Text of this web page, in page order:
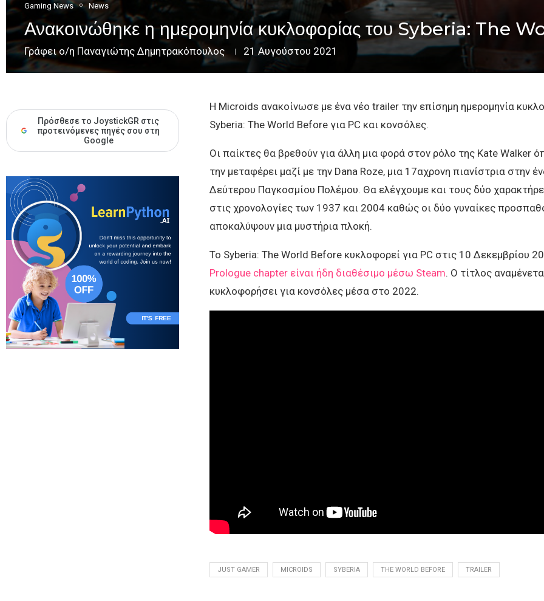
Gaming News News
Ανακοινώθηκε η ημερομηνία κυκλοφορίας του Syberia: The
Γράφει ο/η Παναγιώτης Δημητρακόπουλος 21 Αυγούστου 2021
Η Microids ανακοίνωσε με ένα νέο trailer την επίσημη ημερομηνία
Syberia: The World Before για PC και κονσόλες.
Οι παίκτες θα βρεθούν για άλλη μια φορά στον ρόλο της Kate Walker
την μεταφέρει μαζί με την Dana Roze, μια 17αχρονη πιανίστρια στην
Δεύτερου Παγκοσμίου Πολέμου. Θα ελέγχουμε και τους δύο
στις χρονολογίες των 1937 και 2004 καθώς οι δύο γυναίκες
αποκαλύψουν μια μυστήρια πλοκή.
Το Syberia: The World Before κυκλοφορεί για PC στις 10 Δεκεμβρίου
Prologue chapter είναι ήδη διαθέσιμο μέσω Steam. Ο τίτλος
κυκλοφορήσει για κονσόλες μέσα στο 2022.
JUST GAMER MICROIDS SYBERIA THE WORLD BEFORE TRAILER
Πρόσθεσε το JoystickGR στις
προτεινόμενες πηγές σου στη
Google